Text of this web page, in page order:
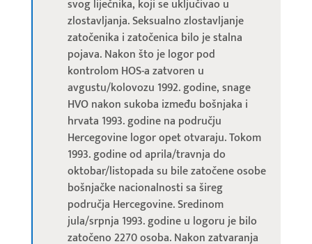
svog liječnika, koji se uključivao u
zlostavljanja. Seksualno zlostavljanje
zatočenika i zatočenica bilo je stalna
pojava. Nakon što je logor pod
kontrolom HOS-a zatvoren u
avgustu/kolovozu 1992. godine, snage
HVO nakon sukoba između bošnjaka i
hrvata 1993. godine na području
Hercegovine logor opet otvaraju. Tokom
1993. godine od aprila/travnja do
oktobar/listopada su bile zatočene osobe
bošnjačke nacionalnosti sa šireg
područja Hercegovine. Sredinom
jula/srpnja 1993. godine u logoru je bilo
zatočeno 2270 osoba. Nakon zatvaranja